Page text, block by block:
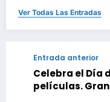
Ver Todas Las Entradas
Entrada anterior
Celebra el Día
películas.